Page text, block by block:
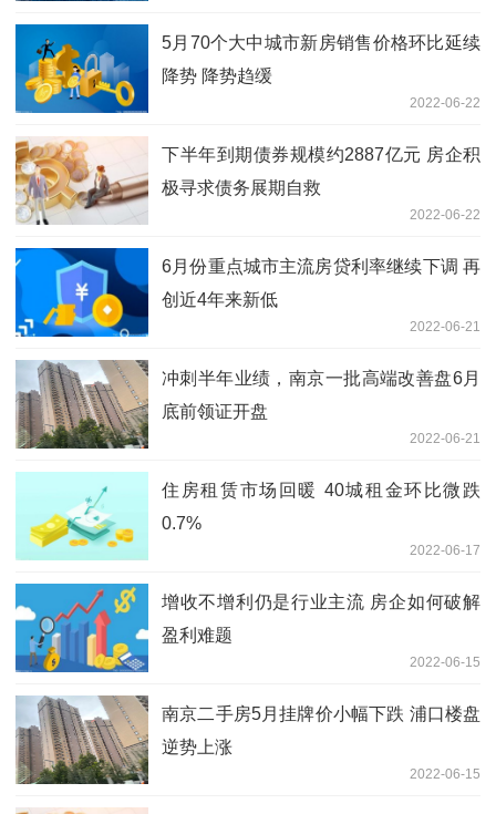
5月70个大中城市新房销售价格环比延续
降势 降势趋缓
2022-06-22
下半年到期债券规模约2887亿元 房企积
极寻求债务展期自救
2022-06-22
6月份重点城市主流房贷利率继续下调 再
创近4年来新低
2022-06-21
冲刺半年业绩，南京一批高端改善盘6月
底前领证开盘
2022-06-21
住房租赁市场回暖 40城租金环比微跌
0.7%
2022-06-17
增收不增利仍是行业主流 房企如何破解
盈利难题
2022-06-15
南京二手房5月挂牌价小幅下跌 浦口楼盘
逆势上涨
2022-06-15